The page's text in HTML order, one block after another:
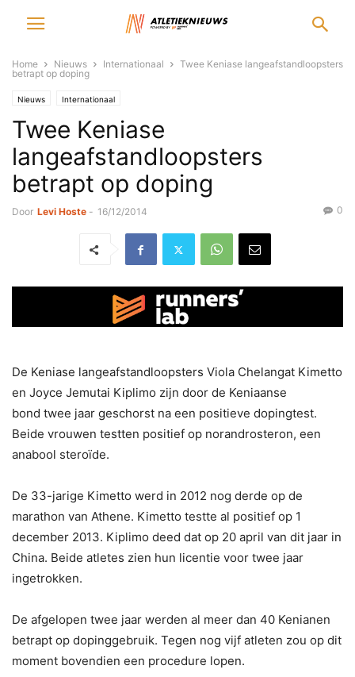
Home Nieuws Internationaal
Twee Keniase langeafstandloopsters
betrapt op doping
Nieuws Internationaal
Twee Keniase
langeafstandloopsters
betrapt op doping
Door Levi Hoste - 16/12/2014 0
De Keniase langeafstandloopsters Viola Chelangat Kimetto
en Joyce Jemutai Kiplimo zijn door de Keniaanse
bond twee jaar geschorst na een positieve dopingtest.
Beide vrouwen testten positief op norandrosteron, een
anabool steroïde.
De 33-jarige Kimetto werd in 2012 nog derde op de
marathon van Athene. Kimetto testte al positief op 1
december 2013. Kiplimo deed dat op 20 april van dit jaar in
China. Beide atletes zien hun licentie voor twee jaar
ingetrokken.
De afgelopen twee jaar werden al meer dan 40 Kenianen
betrapt op dopinggebruik. Tegen nog vijf atleten zou op dit
moment bovendien een procedure lopen.